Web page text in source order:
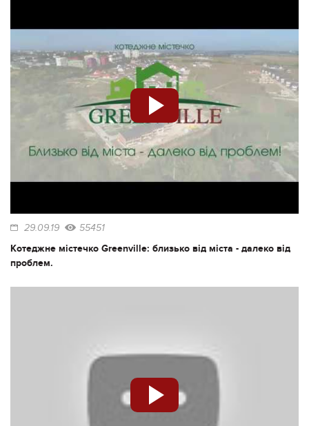
29.09.19 55451
Котеджне містечко Greenville: близько від міста - далеко від
проблем.